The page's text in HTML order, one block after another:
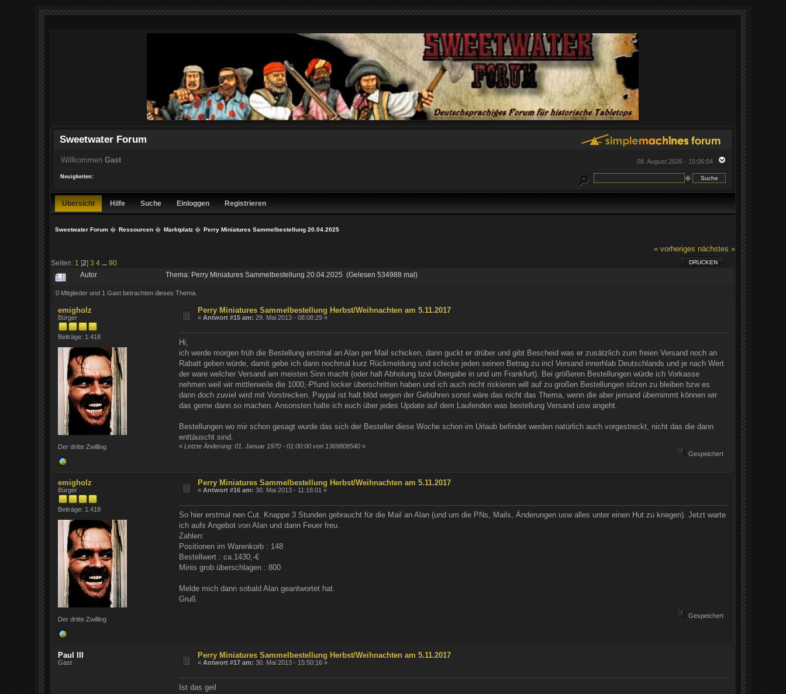
Sweetwater Forum
08. August 2026 - 15:06:04
Willkommen Gast
�
Neuigkeiten:
Übersicht Hilfe Suche Einloggen Registrieren
Sweetwater Forum� Ressourcen� Marktplatz� Perry Miniatures Sammelbestellung 20.04.2025
« vorheriges nächstes »
Seiten: 1 [2]3 4 ...90 DRUCKEN
Autor Thema: Perry Miniatures Sammelbestellung 20.04.2025 (Gelesen 534988 mal)
0 Mitglieder und 1 Gast betrachten dieses Thema.
emigholz
Bürger
Beiträge: 1.418
Der dritte Zwilling
Perry Miniatures Sammelbestellung Herbst/Weihnachten am 5.11.2017
«Antwort #15 am: 29. Mai 2013 - 08:08:29 »
Hi,
ich werde morgen früh die Bestellung erstmal an Alan per Mail schicken, dann guckt er drüber und gibt Bescheid was er zusätzlich zum freien Versand noch an
Rabatt geben würde, damit gebe ich dann nochmal kurz Rückmeldung und schicke jeden seinen Betrag zu incl Versand innerhlab Deutschlands und je nach Wert
der ware welcher Versand am meisten Sinn macht (oder halt Abholung bzw Übergabe in und um Frankfurt). Bei größeren Bestellungen würde ich Vorkasse
nehmen weil wir mittlerweile die 1000,-Pfund locker überschritten haben und ich auch nicht riskieren will auf zu großen Bestellungen sitzen zu bleiben bzw es
dann doch zuviel wird mit Vorstrecken. Paypal ist halt blöd wegen der Gebühren sonst wäre das nicht das Thema, wenn die aber jemand übernimmt können wir
das gerne dann so machen. Ansonsten halte ich euch über jedes Update auf dem Laufenden was bestellung Versand usw angeht.
Bestellungen wo mir schon gesagt wurde das sich der Besteller diese Woche schon im Urlaub befindet werden natürlich auch vorgestreckt, nicht das die dann
enttäuscht sind.
« Letzte Änderung: 01. Januar 1970 - 01:00:00 von 1369808540»
Gespeichert
emigholz
Bürger
Beiträge: 1.418
Der dritte Zwilling
Perry Miniatures Sammelbestellung Herbst/Weihnachten am 5.11.2017
«Antwort #16 am: 30. Mai 2013 - 11:18:01 »
So hier erstmal nen Cut. Knappe 3 Stunden gebraucht für die Mail an Alan (und um die PNs, Mails, Änderungen usw alles unter einen Hut zu kriegen). Jetzt warte
ich aufs Angebot von Alan und dann Feuer freu.
Zahlen:
Positionen im Warenkorb : 148
Bestellwert : ca.1430,-€
Minis grob überschlagen : 800
Melde mich dann sobald Alan geantwortet hat.
Gruß
Gespeichert
Paul III
Gast
Perry Miniatures Sammelbestellung Herbst/Weihnachten am 5.11.2017
«Antwort #17 am: 30. Mai 2013 - 15:50:16 »
Ist das geil